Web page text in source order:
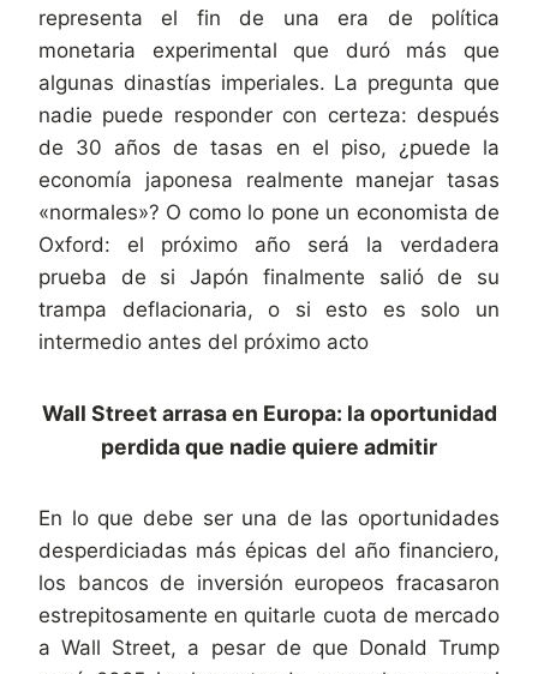
representa el fin de una era de política
monetaria experimental que duró más que
algunas dinastías imperiales. La pregunta que
nadie puede responder con certeza: después
de 30 años de tasas en el piso, ¿puede la
economía japonesa realmente manejar tasas
«normales»? O como lo pone un economista de
Oxford: el próximo año será la verdadera
prueba de si Japón finalmente salió de su
trampa deflacionaria, o si esto es solo un
intermedio antes del próximo acto
Wall Street arrasa en Europa: la oportunidad
perdida que nadie quiere admitir
En lo que debe ser una de las oportunidades
desperdiciadas más épicas del año financiero,
los bancos de inversión europeos fracasaron
estrepitosamente en quitarle cuota de mercado
a Wall Street, a pesar de que Donald Trump